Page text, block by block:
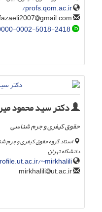
profs.qom.ac.ir/
gmail.com
0002-5018-2418
دکتر سید محمود
حقوق کیفری و جرم شناسی
استاد گروه حقوق کیفری و جرم
دانشگاه تهران
~mirkhalili
ut.ac.ir